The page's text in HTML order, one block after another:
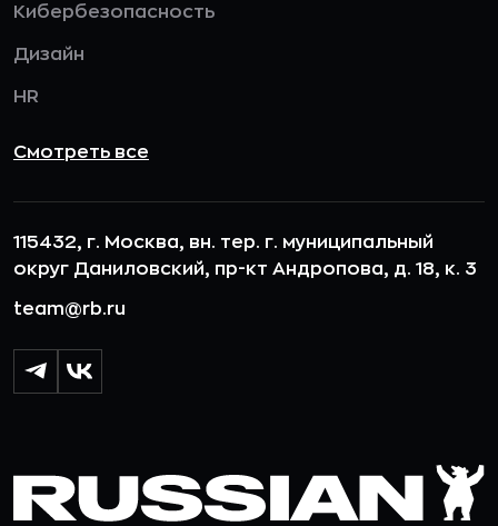
Кибербезопасность
Дизайн
HR
Смотреть все
115432, г. Москва, вн. тер. г. муниципальный
округ Даниловский, пр-кт Андропова, д. 18, к. 3
team@rb.ru